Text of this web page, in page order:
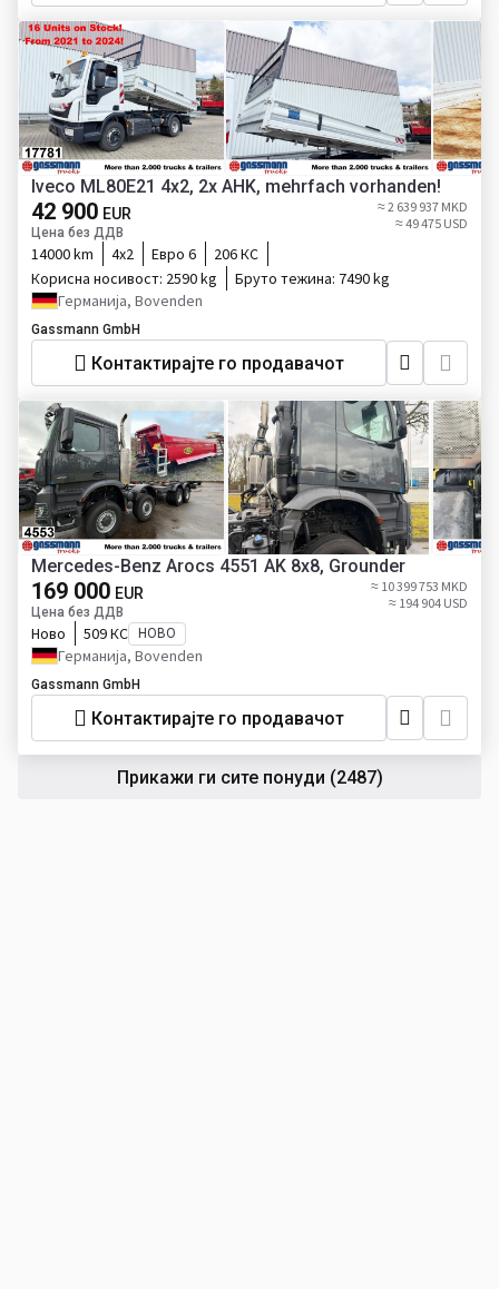
Iveco ML80E21 4x2, 2x AHK, mehrfach vorhanden!
42 900 EUR
Цена без ДДВ
≈ 2 639 937 MKD
≈ 49 475 USD
14000 km 4x2 Евро 6
206 КС
Корисна носивост: 2590 kg Бруто тежина: 7490 kg
Германија, Bovenden
Gassmann GmbH
Контактирајте го продавачот
Mercedes-Benz Arocs 4551 AK 8x8, Grounder
169 000 EUR
Цена без ДДВ
≈ 10 399 753 MKD
≈ 194 904 USD
Ново 509 КС НОВО
Германија, Bovenden
Gassmann GmbH
Контактирајте го продавачот
Прикажи ги сите понуди (2487)